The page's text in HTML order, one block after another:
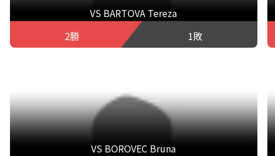
VS BARTOVA Tereza
2勝
1敗
VS BOROVEC Bruna